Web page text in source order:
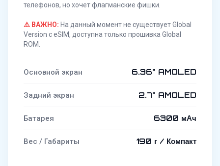
телефонов, но хочет флагманские фишки.
⚠️ ВАЖНО: На данный момент не существует Global
Version с eSIM, доступна только прошивка Global
ROM.
Основной экран 6.36" AMOLED
Задний экран 2.7" AMOLED
Батарея 6300 мАч
Вес / Габариты 190 г / Компакт